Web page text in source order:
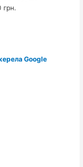
грн.
Google